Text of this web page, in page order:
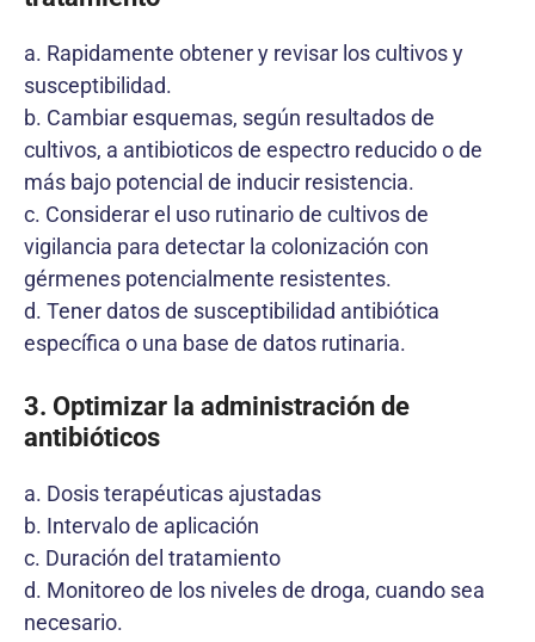
a. Rapidamente obtener y revisar los cultivos y
susceptibilidad.
b. Cambiar esquemas, según resultados de
cultivos, a antibioticos de espectro reducido o de
más bajo potencial de inducir resistencia.
c. Considerar el uso rutinario de cultivos de
vigilancia para detectar la colonización con
gérmenes potencialmente resistentes.
d. Tener datos de susceptibilidad antibiótica
específica o una base de datos rutinaria.
3. Optimizar la administración de
antibióticos
a. Dosis terapéuticas ajustadas
b. Intervalo de aplicación
c. Duración del tratamiento
d. Monitoreo de los niveles de droga, cuando sea
necesario.